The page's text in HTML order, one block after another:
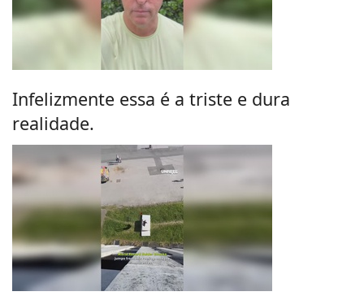
Infelizmente essa é a triste e dura
realidade.